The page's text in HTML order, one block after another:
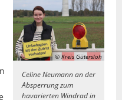
© Kreis Gütersloh
Celine Neumann an der
Absperrung zum
havarierten Windrad in